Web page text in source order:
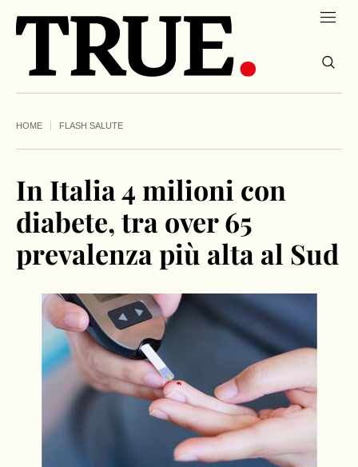
HOME FLASH SALUTE
In Italia 4 milioni con
diabete, tra over 65
prevalenza più alta al Sud